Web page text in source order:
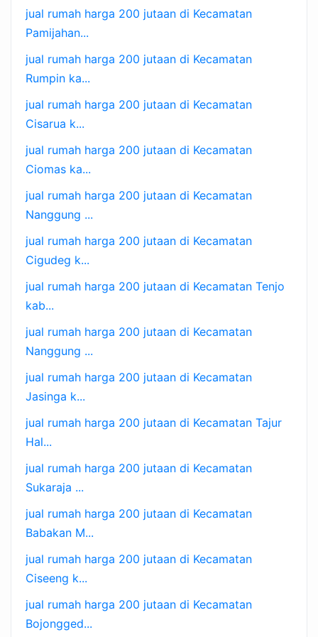
jual rumah harga 200 jutaan di Kecamatan
Pamijahan...
jual rumah harga 200 jutaan di Kecamatan
Rumpin ka...
jual rumah harga 200 jutaan di Kecamatan
Cisarua k...
jual rumah harga 200 jutaan di Kecamatan
Ciomas ka...
jual rumah harga 200 jutaan di Kecamatan
Nanggung ...
jual rumah harga 200 jutaan di Kecamatan
Cigudeg k...
jual rumah harga 200 jutaan di Kecamatan Tenjo
kab...
jual rumah harga 200 jutaan di Kecamatan
Nanggung ...
jual rumah harga 200 jutaan di Kecamatan
Jasinga k...
jual rumah harga 200 jutaan di Kecamatan Tajur
Hal...
jual rumah harga 200 jutaan di Kecamatan
Sukaraja ...
jual rumah harga 200 jutaan di Kecamatan
Babakan M...
jual rumah harga 200 jutaan di Kecamatan
Ciseeng k...
jual rumah harga 200 jutaan di Kecamatan
Bojongged...